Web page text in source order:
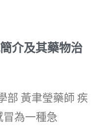
介及其藥物治
部 黃聿瑩藥師 疾
為一種急